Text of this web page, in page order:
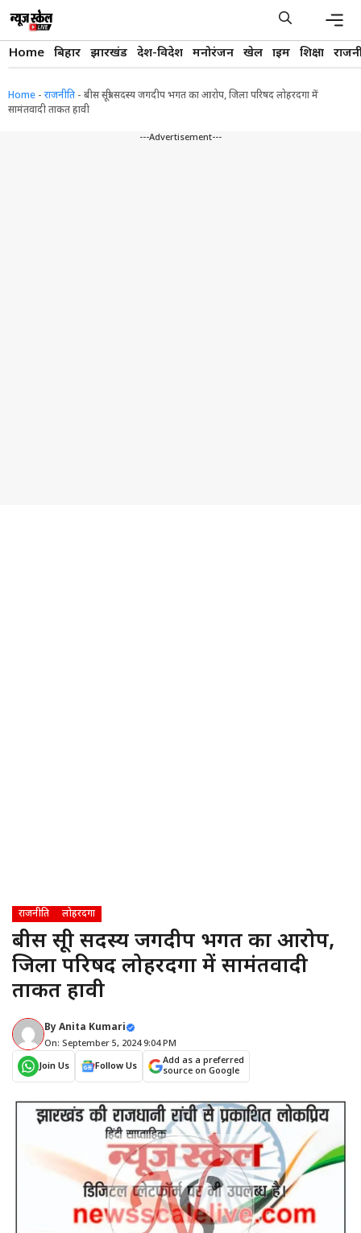
content
Home बिहार झारखंड देश-विदेश मनोरंजन खेल क्राइम शिक्षा
Home - राजनीति - बीस सूत्री सदस्य जगदीप भगत का आरोप, जिला परिषद लोहरदगा में
सामंतवादी ताकत हावी
---Advertisement---
राजनीति लोहरदगा
बीस सूत्री सदस्य जगदीप भगत का आरोप,
जिला परिषद लोहरदगा में सामंतवादी
ताकत हावी
ByAnita Kumari
On: September 5, 2024 9:04 PM
Join Us
Follow Us
Add as a preferred
source on Google